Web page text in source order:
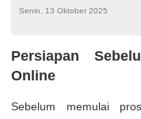
Senin, 13 Oktober 2025
Persiapan
Online
Sebelum memulai